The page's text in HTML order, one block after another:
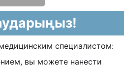
специалистом:
вы можете нанести